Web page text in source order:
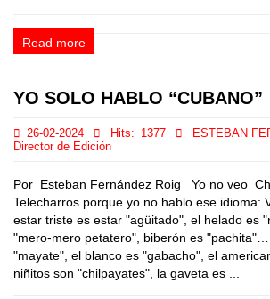
Read more
YO SOLO HABLO “CUBANO”
26-02-2024 Hits: 1377
ESTEBAN
Director de Edición
Por Esteban Fernández Roig Yo no veo
Telecharros porque yo no hablo ese idioma:
estar triste es estar "agüitado", el helado es
"mero-mero petatero", biberón es
"mayate", el blanco es "gabacho", el
niñitos son "chilpayates", la gaveta es ...